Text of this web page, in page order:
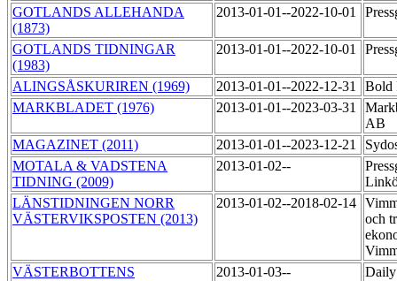
GOTLANDS ALLEHANDA
(1873)
2013-01-01--2022-10-01
GOTLANDS TIDNINGAR
(1983)
2013-01-01--2022-10-01
ALINGSÅSKURIREN (1969) 2013-01-01--2022-12-31
Bold
MARKBLADET (1976)
2013-01-01--2023-03-31
AB
MAGAZINET (2011)
2013-01-01--2023-12-21
MOTALA & VADSTENA
TIDNING (2009)
2013-01-02--
LÄNSTIDNINGEN NORR
VÄSTERVIKSPOSTEN (2013)
2013-01-02--2018-02-14
och
VÄSTERBOTTENS
2013-01-03--